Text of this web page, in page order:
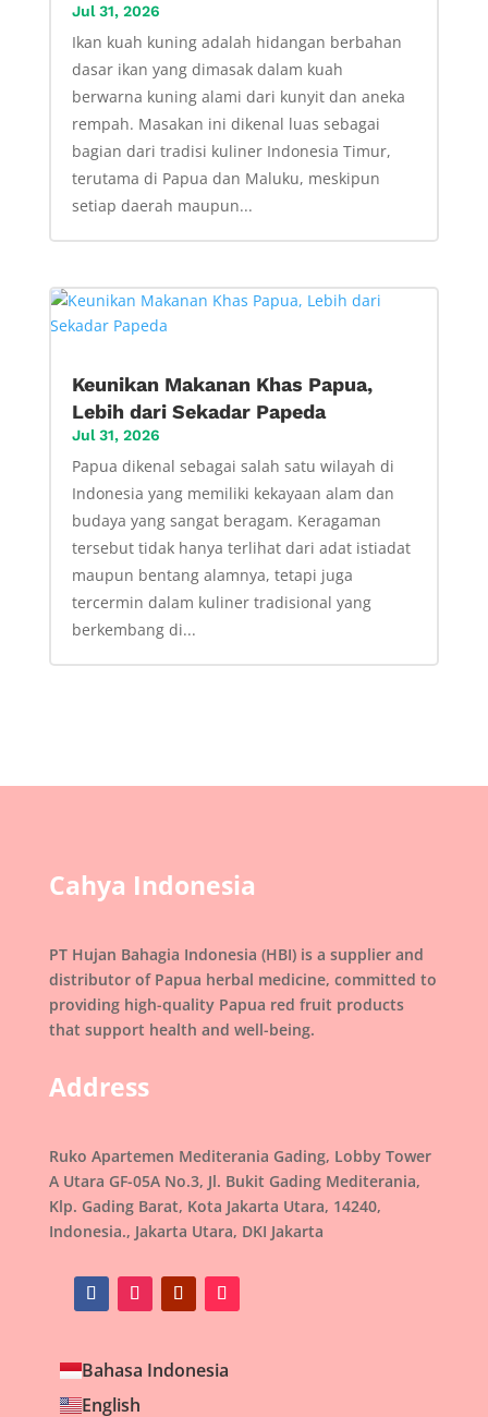
Jul 31, 2026
Ikan kuah kuning adalah hidangan berbahan
dasar ikan yang dimasak dalam kuah
berwarna kuning alami dari kunyit dan aneka
rempah. Masakan ini dikenal luas sebagai
bagian dari tradisi kuliner Indonesia Timur,
terutama di Papua dan Maluku, meskipun
setiap daerah maupun...
Keunikan Makanan Khas Papua,
Lebih dari Sekadar Papeda
Jul 31, 2026
Papua dikenal sebagai salah satu wilayah di
Indonesia yang memiliki kekayaan alam dan
budaya yang sangat beragam. Keragaman
tersebut tidak hanya terlihat dari adat istiadat
maupun bentang alamnya, tetapi juga
tercermin dalam kuliner tradisional yang
berkembang di...
Cahya Indonesia
PT Hujan Bahagia Indonesia (HBI) is a supplier and
distributor of Papua herbal medicine, committed to
providing high-quality Papua red fruit products
that support health and well-being.
Address
Ruko Apartemen Mediterania Gading, Lobby Tower
A Utara GF-05A No.3, Jl. Bukit Gading Mediterania,
Klp. Gading Barat, Kota Jakarta Utara, 14240,
Indonesia., Jakarta Utara, DKI Jakarta
Bahasa Indonesia
English